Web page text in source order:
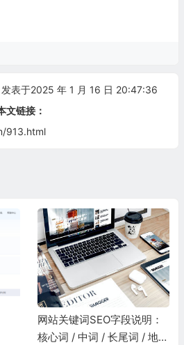
发表于2025 年 1 月 16 日 20:47:36
文链接：
913.html
网站关键词SEO字段说明：
核心词 / 中词 / 长尾词 / 地域